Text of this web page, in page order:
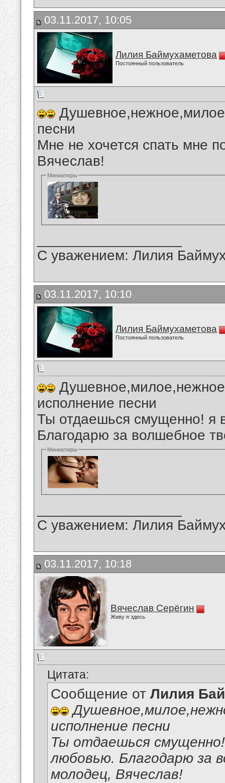
03.11.2017, 10:05
Лилия Баймухаметова
Постоянный пользователь
Душевное,нежное,милое
песни
Мне не хочется спать мне
Вячеслав!
Миниатюры
С уважением: Лилия
03.11.2017, 10:10
Лилия Баймухаметова
Постоянный пользователь
исполнение песни
Ты отдаешься смущенно! я
Благодарю за волшебное
Миниатюры
С уважением: Лилия
03.11.2017, 10:18
Вячеслав Серёгин
Живу я здесь
Цитата:
Сообщение от Лилия
исполнение песни
Ты отдаешься
любовью. Благодарю за
молодец, Вячеслав!